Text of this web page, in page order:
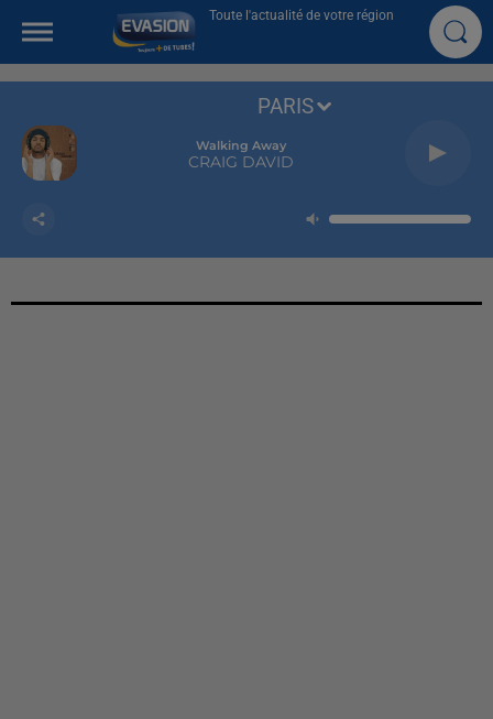
Toute l'actualité de votre région
Walking Away
CRAIG DAVID
PARIS